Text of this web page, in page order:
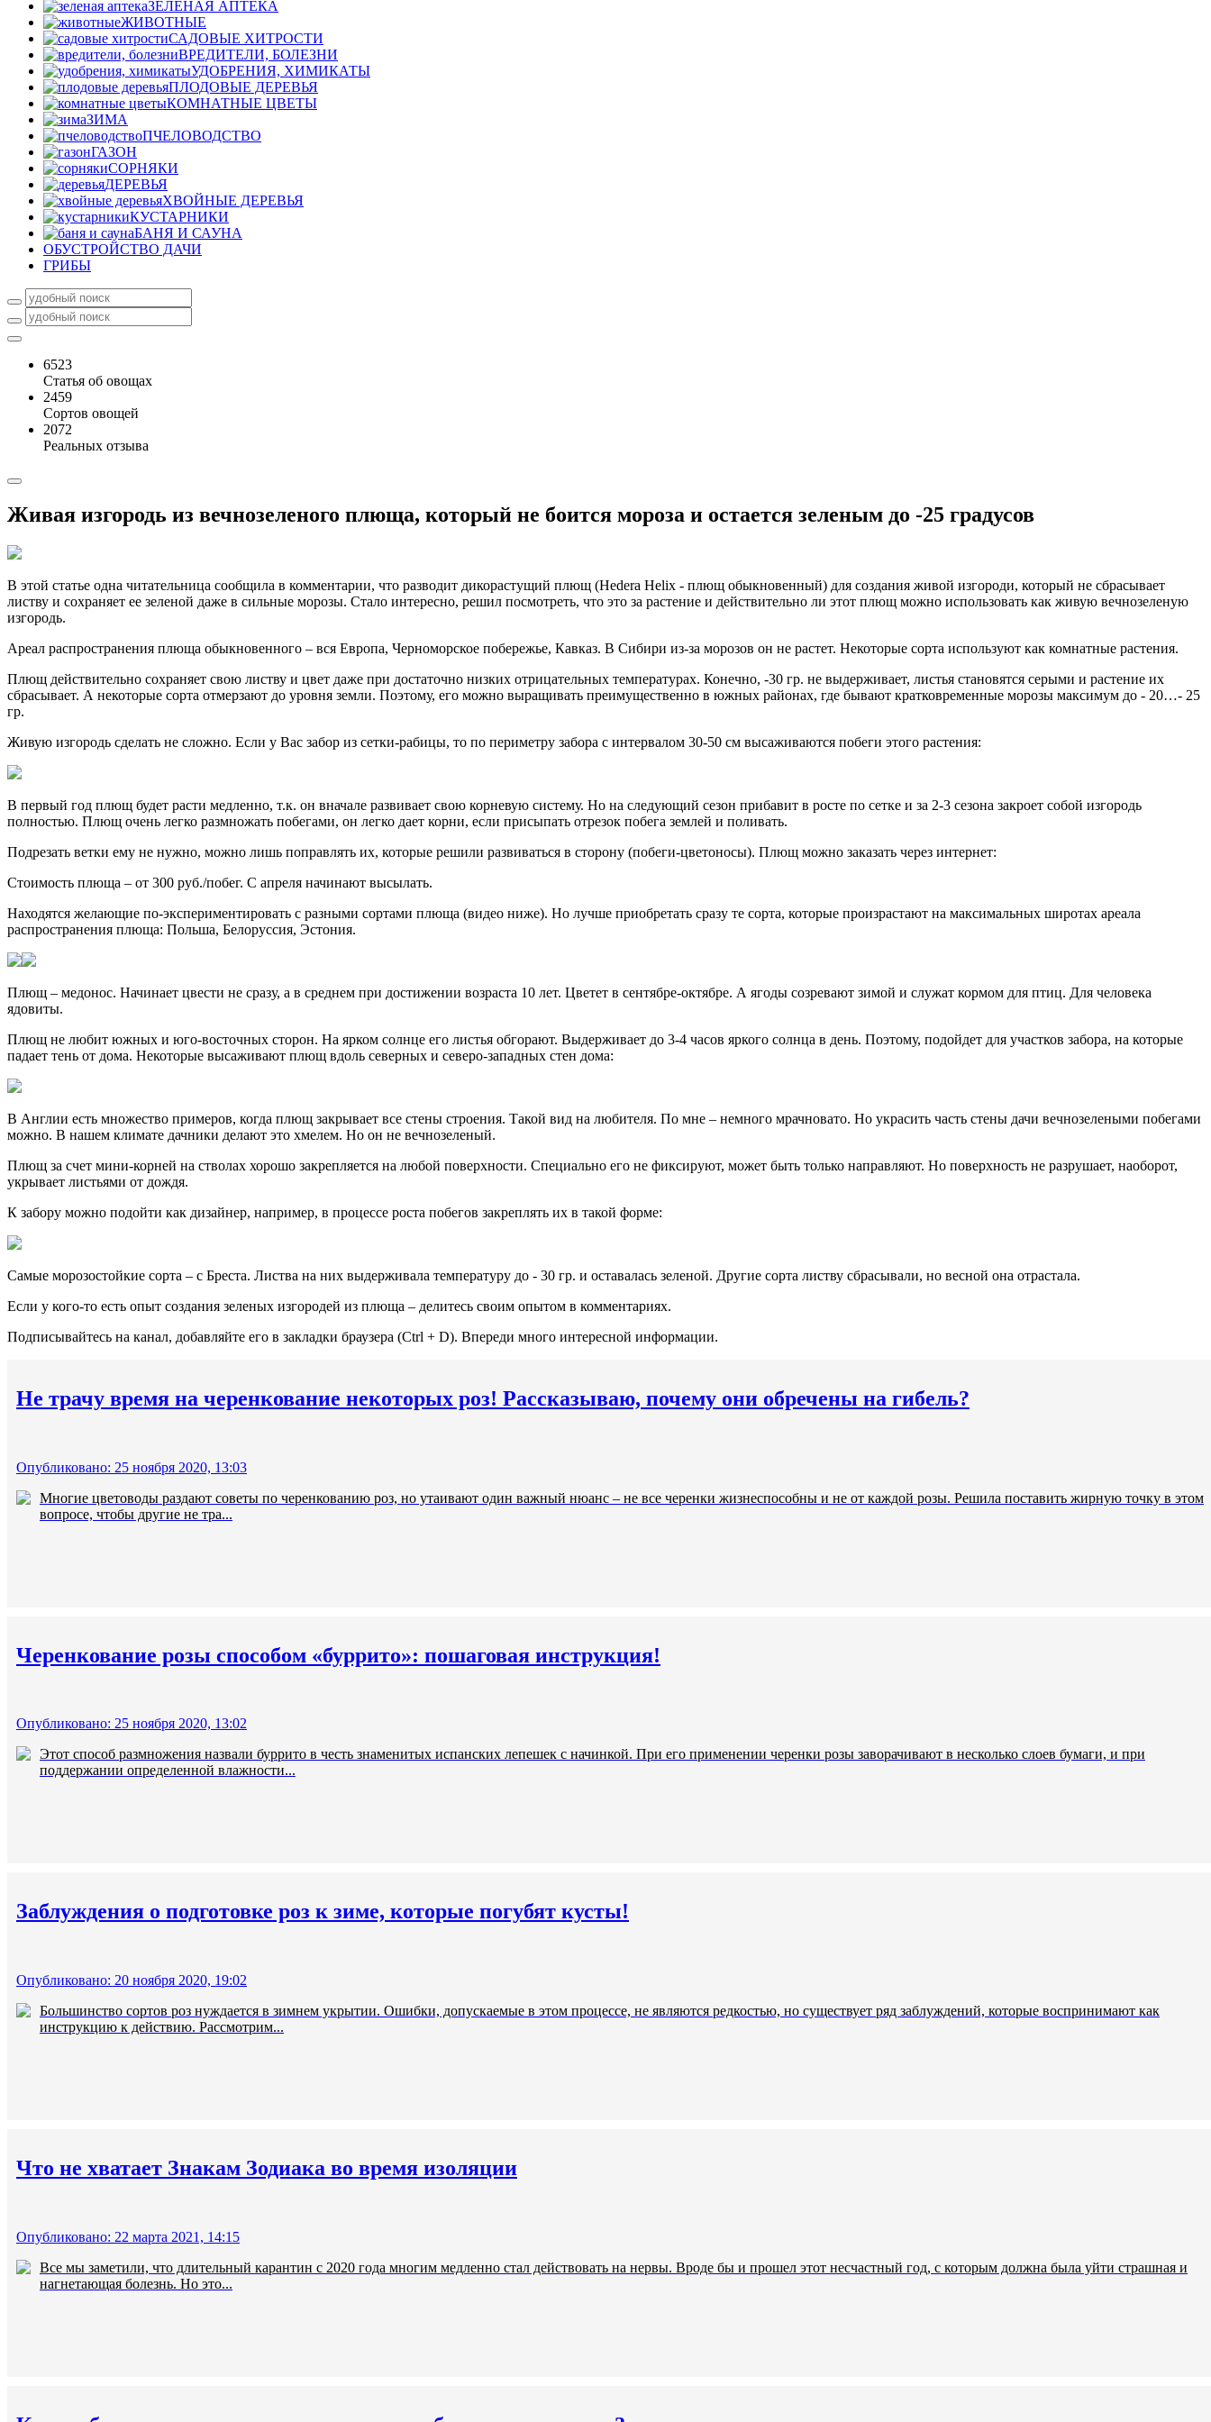
ЗЕЛЕНАЯ АПТЕКА
ЖИВОТНЫЕ
САДОВЫЕ ХИТРОСТИ
ВРЕДИТЕЛИ, БОЛЕЗНИ
УДОБРЕНИЯ, ХИМИКАТЫ
ПЛОДОВЫЕ ДЕРЕВЬЯ
КОМНАТНЫЕ ЦВЕТЫ
ЗИМА
ПЧЕЛОВОДСТВО
ГАЗОН
СОРНЯКИ
ДЕРЕВЬЯ
ХВОЙНЫЕ ДЕРЕВЬЯ
КУСТАРНИКИ
БАНЯ И САУНА
ОБУСТРОЙСТВО ДАЧИ
ГРИБЫ
6523
Статья об овощах
2459
Сортов овощей
2072
Реальных отзыва
Живая изгородь из вечнозеленого плюща, который не боится мороза и остается зеленым до -25 градусов
В этой статье одна читательница сообщила в комментарии, что разводит дикорастущий плющ (Hedera Helix - плющ обыкновенный) для создания живой изгороди, который не сбрасывает
листву и сохраняет ее зеленой даже в сильные морозы. Стало интересно, решил посмотреть, что это за растение и действительно ли этот плющ можно использовать как живую вечнозеленую
изгородь.
Ареал распространения плюща обыкновенного – вся Европа, Черноморское побережье, Кавказ. В Сибири из-за морозов он не растет. Некоторые сорта используют как комнатные растения.
Плющ действительно сохраняет свою листву и цвет даже при достаточно низких отрицательных температурах. Конечно, -30 гр. не выдерживает, листья становятся серыми и растение их
сбрасывает. А некоторые сорта отмерзают до уровня земли. Поэтому, его можно выращивать преимущественно в южных районах, где бывают кратковременные морозы максимум до - 20…- 25
гр.
Живую изгородь сделать не сложно. Если у Вас забор из сетки-рабицы, то по периметру забора с интервалом 30-50 см высаживаются побеги этого растения:
В первый год плющ будет расти медленно, т.к. он вначале развивает свою корневую систему. Но на следующий сезон прибавит в росте по сетке и за 2-3 сезона закроет собой изгородь
полностью. Плющ очень легко размножать побегами, он легко дает корни, если присыпать отрезок побега землей и поливать.
Подрезать ветки ему не нужно, можно лишь поправлять их, которые решили развиваться в сторону (побеги-цветоносы). Плющ можно заказать через интернет:
Стоимость плюща – от 300 руб./побег. С апреля начинают высылать.
Находятся желающие по-экспериментировать с разными сортами плюща (видео ниже). Но лучше приобретать сразу те сорта, которые произрастают на максимальных широтах ареала
распространения плюща: Польша, Белоруссия, Эстония.
Плющ – медонос. Начинает цвести не сразу, а в среднем при достижении возраста 10 лет. Цветет в сентябре-октябре. А ягоды созревают зимой и служат кормом для птиц. Для человека
ядовиты.
Плющ не любит южных и юго-восточных сторон. На ярком солнце его листья обгорают. Выдерживает до 3-4 часов яркого солнца в день. Поэтому, подойдет для участков забора, на которые
падает тень от дома. Некоторые высаживают плющ вдоль северных и северо-западных стен дома:
В Англии есть множество примеров, когда плющ закрывает все стены строения. Такой вид на любителя. По мне – немного мрачновато. Но украсить часть стены дачи вечнозелеными побегами
можно. В нашем климате дачники делают это хмелем. Но он не вечнозеленый.
Плющ за счет мини-корней на стволах хорошо закрепляется на любой поверхности. Специально его не фиксируют, может быть только направляют. Но поверхность не разрушает, наоборот,
укрывает листьями от дождя.
К забору можно подойти как дизайнер, например, в процессе роста побегов закреплять их в такой форме:
Самые морозостойкие сорта – с Бреста. Листва на них выдерживала температуру до - 30 гр. и оставалась зеленой. Другие сорта листву сбрасывали, но весной она отрастала.
Если у кого-то есть опыт создания зеленых изгородей из плюща – делитесь своим опытом в комментариях.
Подписывайтесь на канал, добавляйте его в закладки браузера (Ctrl + D). Впереди много интересной информации.
Не трачу время на черенкование некоторых роз! Рассказываю, почему они обречены на гибель?
Опубликовано: 25 ноября 2020, 13:03
Многие цветоводы раздают советы по черенкованию роз, но утаивают один важный нюанс – не все черенки жизнеспособны и не от каждой розы. Решила поставить жирную точку в этом
вопросе, чтобы другие не тра...
Черенкование розы способом «буррито»: пошаговая инструкция!
Опубликовано: 25 ноября 2020, 13:02
Этот способ размножения назвали буррито в честь знаменитых испанских лепешек с начинкой. При его применении черенки розы заворачивают в несколько слоев бумаги, и при
поддержании определенной влажности...
Заблуждения о подготовке роз к зиме, которые погубят кусты!
Опубликовано: 20 ноября 2020, 19:02
Большинство сортов роз нуждается в зимнем укрытии. Ошибки, допускаемые в этом процессе, не являются редкостью, но существует ряд заблуждений, которые воспринимают как
инструкцию к действию. Рассмотрим...
Что не хватает Знакам Зодиака во время изоляции
Опубликовано: 22 марта 2021, 14:15
Все мы заметили, что длительный карантин с 2020 года многим медленно стал действовать на нервы. Вроде бы и прошел этот несчастный год, с которым должна была уйти страшная и
нагнетающая болезнь. Но это...